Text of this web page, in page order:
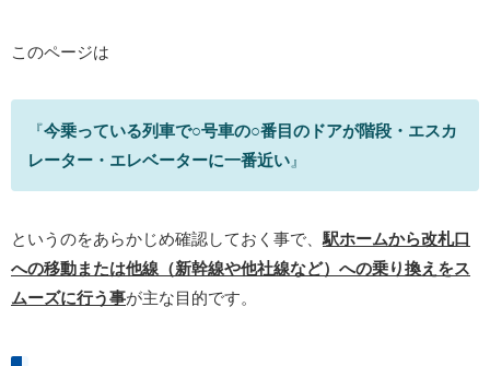
このページは
『今乗っている列車で○号車の○番目のドアが階段・エスカ
レーター・エレベーターに一番近い 』
というのをあらかじめ確認しておく事で、 駅ホームから改札口
への移動または他線（新幹線や他社線など）への乗り換えをス
ムーズに行う事が主な目的です。